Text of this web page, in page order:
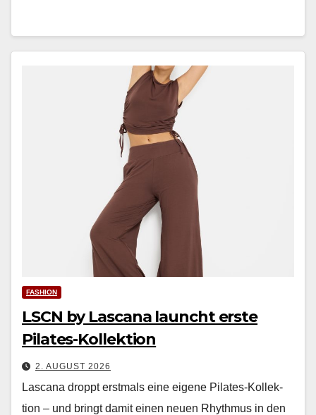
FASHION
LSCN by Lascana launcht erste
Pilates-Kollektion
2. AUGUST 2026
Las­cana droppt erst­mals eine eigene Pilates-Kollek­
tion – und bringt damit einen neuen Rhyth­mus in den